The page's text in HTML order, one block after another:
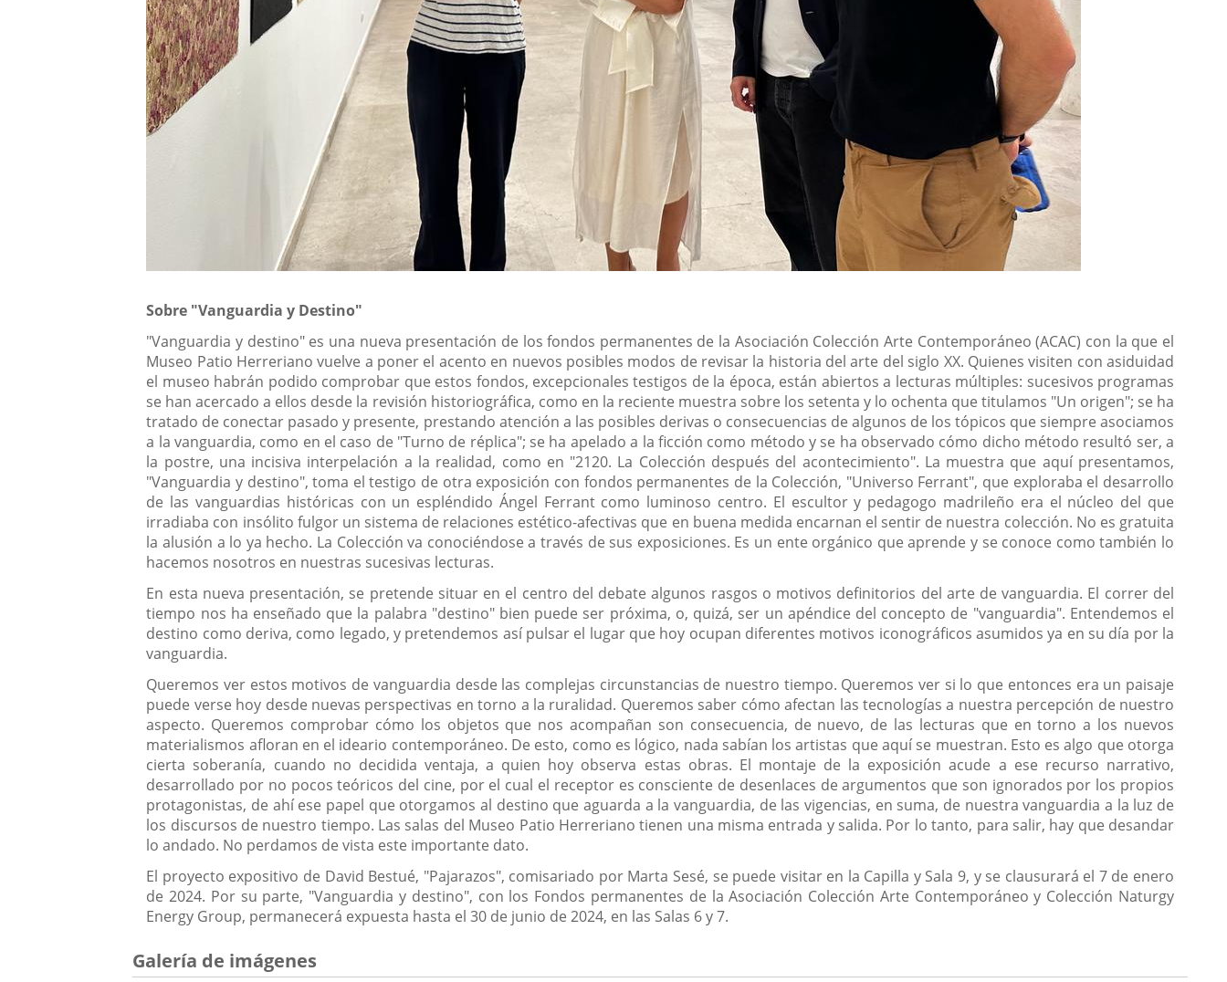
Sobre "Vanguardia y Destino"
"Vanguardia y destino" es una nueva presentación de los fondos permanentes de la Asociación Colección Arte Contemporáneo (ACAC) con la que el
Museo Patio Herreriano vuelve a poner el acento en nuevos posibles modos de revisar la historia del arte del siglo XX. Quienes visiten con asiduidad
el museo habrán podido comprobar que estos fondos, excepcionales testigos de la época, están abiertos a lecturas múltiples: sucesivos programas
se han acercado a ellos desde la revisión historiográfica, como en la reciente muestra sobre los setenta y lo ochenta que titulamos "Un origen"; se ha
tratado de conectar pasado y presente, prestando atención a las posibles derivas o consecuencias de algunos de los tópicos que siempre asociamos
a la vanguardia, como en el caso de "Turno de réplica"; se ha apelado a la ficción como método y se ha observado cómo dicho método resultó ser, a
la postre, una incisiva interpelación a la realidad, como en "2120. La Colección después del acontecimiento". La muestra que aquí presentamos,
"Vanguardia y destino", toma el testigo de otra exposición con fondos permanentes de la Colección, "Universo Ferrant", que exploraba el desarrollo
de las vanguardias históricas con un espléndido Ángel Ferrant como luminoso centro. El escultor y pedagogo madrileño era el núcleo del que
irradiaba con insólito fulgor un sistema de relaciones estético-afectivas que en buena medida encarnan el sentir de nuestra colección. No es gratuita
la alusión a lo ya hecho. La Colección va conociéndose a través de sus exposiciones. Es un ente orgánico que aprende y se conoce como también lo
hacemos nosotros en nuestras sucesivas lecturas.
En esta nueva presentación, se pretende situar en el centro del debate algunos rasgos o motivos definitorios del arte de vanguardia. El correr del
tiempo nos ha enseñado que la palabra "destino" bien puede ser próxima, o, quizá, ser un apéndice del concepto de "vanguardia". Entendemos el
destino como deriva, como legado, y pretendemos así pulsar el lugar que hoy ocupan diferentes motivos iconográficos asumidos ya en su día por la
vanguardia.
Queremos ver estos motivos de vanguardia desde las complejas circunstancias de nuestro tiempo. Queremos ver si lo que entonces era un paisaje
puede verse hoy desde nuevas perspectivas en torno a la ruralidad. Queremos saber cómo afectan las tecnologías a nuestra percepción de nuestro
aspecto. Queremos comprobar cómo los objetos que nos acompañan son consecuencia, de nuevo, de las lecturas que en torno a los nuevos
materialismos afloran en el ideario contemporáneo. De esto, como es lógico, nada sabían los artistas que aquí se muestran. Esto es algo que otorga
cierta soberanía, cuando no decidida ventaja, a quien hoy observa estas obras. El montaje de la exposición acude a ese recurso narrativo,
desarrollado por no pocos teóricos del cine, por el cual el receptor es consciente de desenlaces de argumentos que son ignorados por los propios
protagonistas, de ahí ese papel que otorgamos al destino que aguarda a la vanguardia, de las vigencias, en suma, de nuestra vanguardia a la luz de
los discursos de nuestro tiempo. Las salas del Museo Patio Herreriano tienen una misma entrada y salida. Por lo tanto, para salir, hay que desandar
lo andado. No perdamos de vista este importante dato.
El proyecto expositivo de David Bestué, "Pajarazos", comisariado por Marta Sesé, se puede visitar en la Capilla y Sala 9, y se clausurará el 7 de enero
de 2024. Por su parte, "Vanguardia y destino", con los Fondos permanentes de la Asociación Colección Arte Contemporáneo y Colección Naturgy
Energy Group, permanecerá expuesta hasta el 30 de junio de 2024, en las Salas 6 y 7.
Galería de imágenes